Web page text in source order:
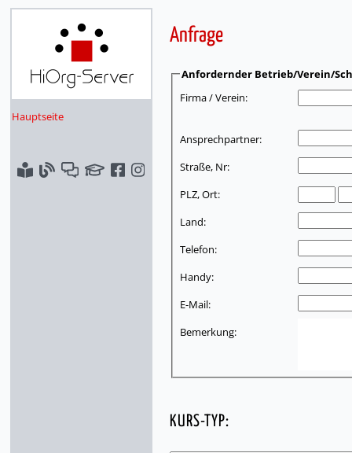
Hauptseite
Anfrage
Anfordernder Betrieb/Verein/
Firma / Verein:
Ansprechpartner:
Straße, Nr:
PLZ, Ort:
Land:
Telefon:
Handy:
E-Mail:
Bemerkung:
KURS-TYP: